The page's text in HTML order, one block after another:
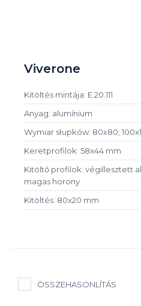
Viverone
Kitöltés mintája: E.20.111
Anyag: alumínium
Wymiar słupków: 80x80;
Keretprofilok: 58x44 mm
Kitöltő profilok: végillesztett
magas horony
Kitöltés: 80x20 mm
ÖSSZEHASONLÍTÁS